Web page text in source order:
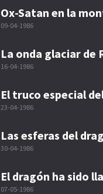
Ox-Satan en la
09-04-1986
La onda glaciar de
16-04-1986
El truco especial
23-04-1986
Las esferas del
30-04-1986
El dragón ha sido
07-05-1986